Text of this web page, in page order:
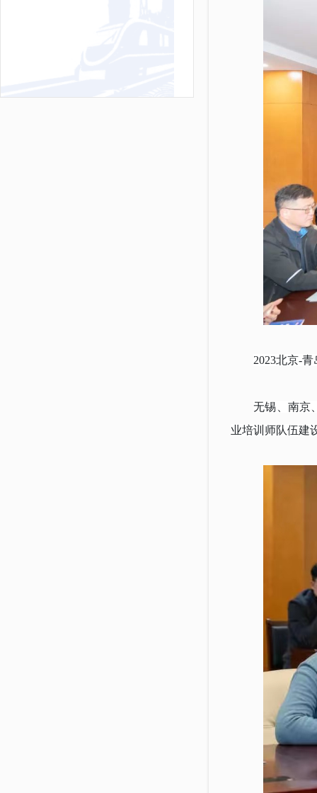
2023北京-
无锡、南京
业培训师队伍建